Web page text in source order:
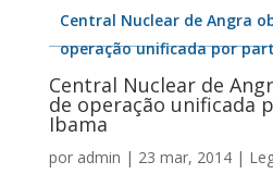
Central Nuclear de Angra
operação unificada por
Central Nuclear de
de operação unificada
Ibama
por admin | 23 mar, 2014|